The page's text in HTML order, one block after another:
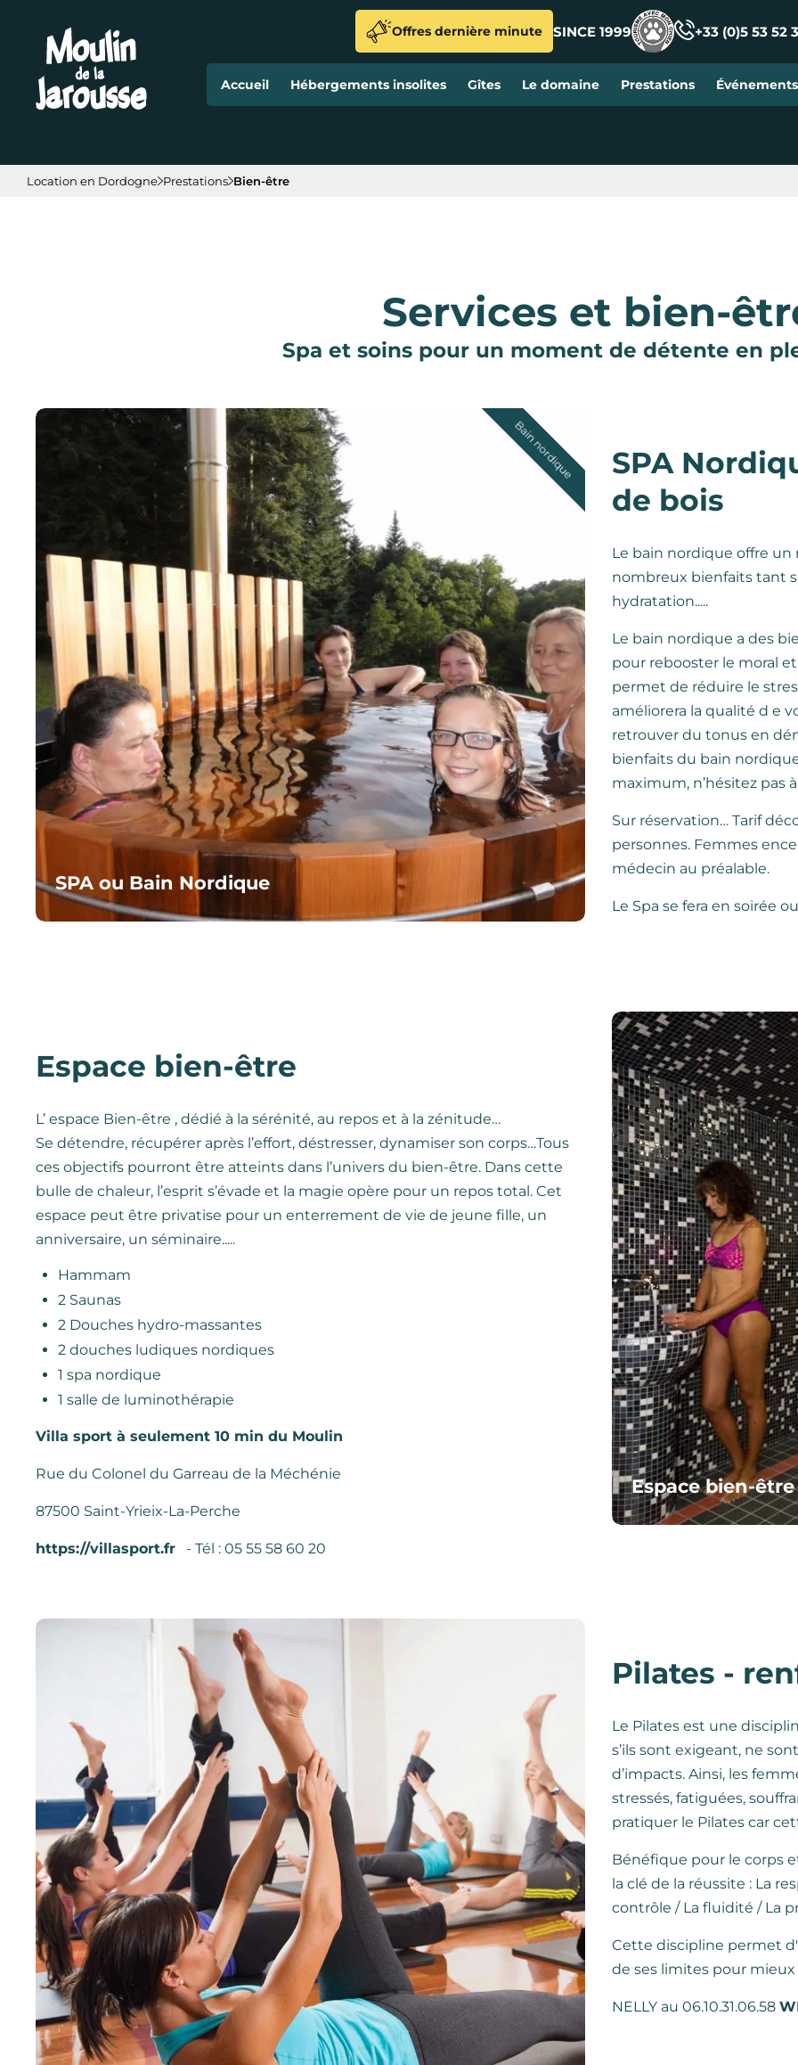
Offres dernière minute SINCE 1999 +33 (0)5 53 52
Accueil Hébergements insolites Gîtes Le domaine Prestations
Location en Dordogne Prestations Bien-être
Services et bien-
Spa et soins pour un moment de détente en
Bain nordique
SPA ou Bain Nordique
SPA
de bois
Le bain nordique offre
nombreux bienfaits tant
hydratation.....
Le bain nordique a des
pour rebooster le moral
permet de réduire le
améliorera la qualité d e
retrouver du tonus en
bienfaits du bain
maximum, n’hésitez pas
Sur réservation… Tarif
personnes. Femmes
médecin au préalable.
Le Spa se fera en soirée
Espace bien-être
L’ espace Bien-être , dédié à la sérénité, au repos et à la zénitude…
Se détendre, récupérer après l’effort, déstresser, dynamiser son corps…Tous
ces objectifs pourront être atteints dans l’univers du bien-être. Dans cette
bulle de chaleur, l’esprit s’évade et la magie opère pour un repos total. Cet
espace peut être privatise pour un enterrement de vie de jeune fille, un
anniversaire, un séminaire.....
Hammam
2 Saunas
2 Douches hydro-massantes
2 douches ludiques nordiques
1 spa nordique
1 salle de luminothérapie
Villa sport à seulement 10 min du Moulin
Rue du Colonel du Garreau de la Méchénie
87500 Saint-Yrieix-La-Perche
https://villasport.fr - Tél : 05 55 58 60 20
Espace bien-être
Pilates -
Le Pilates est une
s’ils sont exigeant, ne
d’impacts. Ainsi, les
stressés, fatiguées,
pratiquer le Pilates car
Bénéfique pour le corps
la clé de la réussite : La
contrôle / La fluidité / La
Cette discipline permet
de ses limites pour mieux
NELLY au 06.10.31.06.58